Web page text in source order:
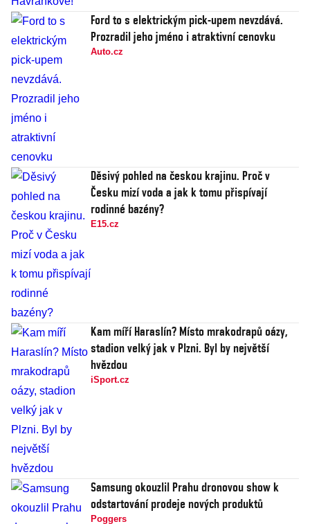
Ford to s elektrickým pick-upem nevzdává.
Prozradil jeho jméno i atraktivní cenovku
Auto.cz
Děsivý pohled na českou krajinu. Proč v
Česku mizí voda a jak k tomu přispívají
rodinné bazény?
E15.cz
Kam míří Haraslín? Místo mrakodrapů oázy,
stadion velký jak v Plzni. Byl by největší
hvězdou
iSport.cz
Samsung okouzlil Prahu dronovou show k
odstartování prodeje nových produktů
Poggers